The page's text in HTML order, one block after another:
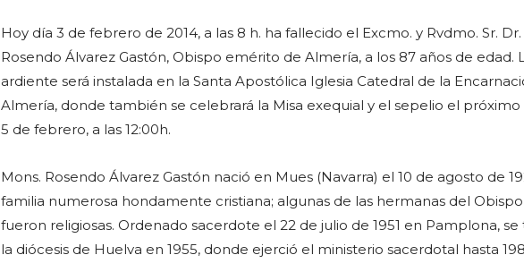
Hoy día 3 de febrero de 2014, a las 8 h. ha fallecido el Excmo. y Rvdmo. Sr. Dr.
Rosendo Álvarez Gastón, Obispo emérito de Almería, a los 87 años de edad.
ardiente será instalada en la Santa Apostólica Iglesia Catedral de la
Almería, donde también se celebrará la Misa exequial y el sepelio el
5 de febrero, a las 12:00h.
Mons. Rosendo Álvarez Gastón nació en Mues (Navarra) el 10 de agosto de
familia numerosa hondamente cristiana; algunas de las hermanas del
fueron religiosas. Ordenado sacerdote el 22 de julio de 1951 en Pamplona, se
la diócesis de Huelva en 1955, donde ejerció el ministerio sacerdotal hasta